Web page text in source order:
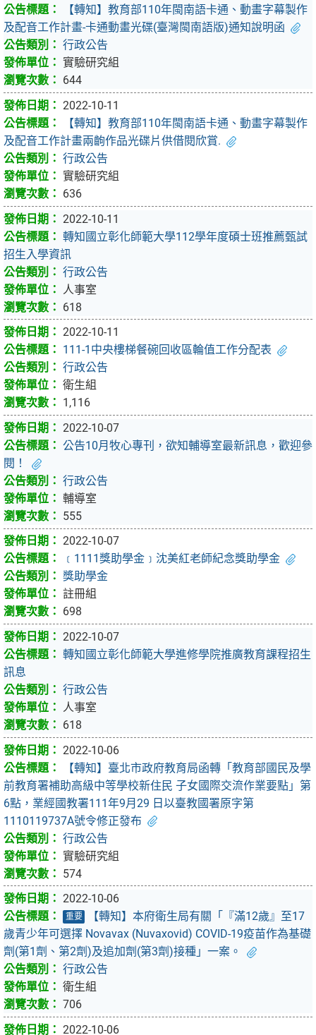
【轉知】教育部110年閩南語卡通、動畫字幕製作
及配音工作計畫-卡通動畫光碟(臺灣閩南語版)通知說明函
行政公告
實驗研究組
644
2022-10-11
【轉知】教育部110年閩南語卡通、動畫字幕製作
及配音工作計畫兩齣作品光碟片供借閱欣賞.
行政公告
實驗研究組
636
2022-10-11
轉知國立彰化師範大學112學年度碩士班推薦甄試
招生入學資訊
行政公告
人事室
618
2022-10-11
111-1中央樓梯餐碗回收區輪值工作分配表
行政公告
衛生組
1,116
2022-10-07
公告10月牧心專刊，欲知輔導室最新訊息，歡迎參
閱！
行政公告
輔導室
555
2022-10-07
﹝1111獎助學金﹞沈美紅老師紀念獎助學金
獎助學金
註冊組
698
2022-10-07
轉知國立彰化師範大學進修學院推廣教育課程招生
訊息
行政公告
人事室
618
2022-10-06
【轉知】臺北市政府教育局函轉「教育部國民及學
前教育署補助高級中等學校新住民 子女國際交流作業要點」第
6點，業經國教署111年9月29 日以臺教國署原字第
1110119737A號令修正發布
行政公告
實驗研究組
574
2022-10-06
重要
【轉知】本府衛生局有關「『滿12歲』至17
歲青少年可選擇 Novavax (Nuvaxovid) COVID-19疫苗作為基礎
劑(第1劑、第2劑)及追加劑(第3劑)接種」一案。
行政公告
衛生組
706
2022-10-06